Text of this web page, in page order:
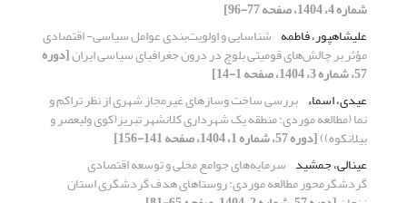
شماره 4، 1404، صفحه 77-96]
علیشاهپور، فاطمه شناسایی و اولویت‌بندی عوامل سیاسی- اقتصادی
مؤثر بر چالش‌های قومیتی بلوچ در درون جغرافیای سیاسی ایران[دوره
57، شماره 3، 1404، صفحه 1-14]
عیدی، اسماء بررسی ساخت وساز‌های غیرمجاز شهری از نظر تراکم و
نما (مطالعه موردی: منطقه یک شهرداری کلانشهر تبریز(کوی ولیعصر و
بیلانکوه))[دوره 57، شماره 1، 1404، صفحه 141-156]
عینالی، جمشید سرمایه‌های جوامع محلی و توسعه اقتصادی
گردشگرمحور مطالعه موردی: روستاهای هدف گردشگری استان